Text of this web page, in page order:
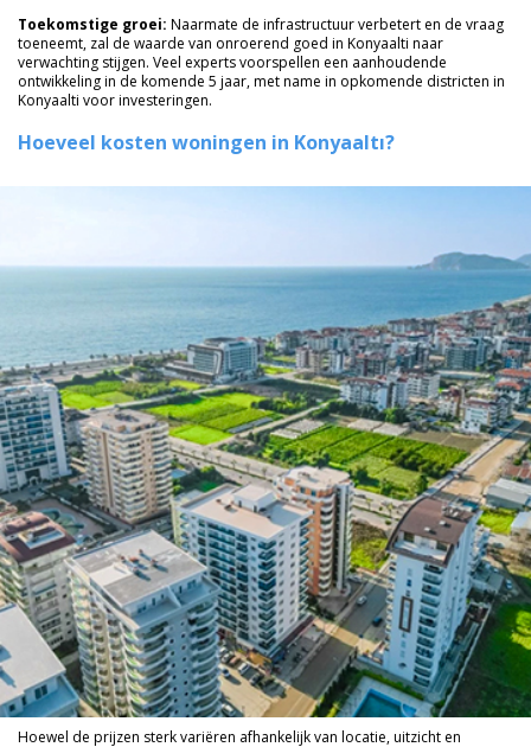
Toekomstige groei: Naarmate de infrastructuur verbetert en de vraag
toeneemt, zal de waarde van onroerend goed in Konyaalti naar
verwachting stijgen. Veel experts voorspellen een aanhoudende
ontwikkeling in de komende 5 jaar, met name in opkomende districten in
Konyaalti voor investeringen.
Hoeveel kosten woningen in Konyaaltı?
Hoewel de prijzen sterk variëren afhankelijk van locatie, uitzicht en